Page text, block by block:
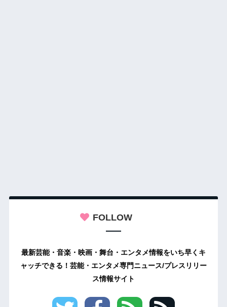
FOLLOW
最新芸能・音楽・映画・舞台・エンタメ情報をいち早くキ
ャッチできる！芸能・エンタメ専門ニュース/プレスリリー
ス情報サイト